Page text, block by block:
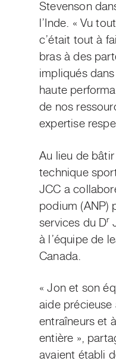
Stevenson
l’Inde. « Vu
c’était tout à
bras à des
impliqués
haute
de nos
expertise
Au lieu de
technique
JCC a
podium (ANP)
services du Dr
à l’équipe de
Canada.
« Jon et son
aide précieuse
entraîneurs et
entière »,
avaient établi